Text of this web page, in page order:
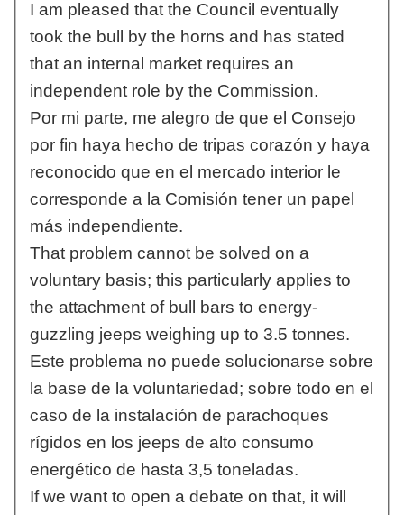
I am pleased that the Council eventually
took the bull by the horns and has stated
that an internal market requires an
independent role by the Commission.
Por mi parte, me alegro de que el Consejo
por fin haya hecho de tripas corazón y haya
reconocido que en el mercado interior le
corresponde a la Comisión tener un papel
más independiente.
That problem cannot be solved on a
voluntary basis; this particularly applies to
the attachment of bull bars to energy-
guzzling jeeps weighing up to 3.5 tonnes.
Este problema no puede solucionarse sobre
la base de la voluntariedad; sobre todo en el
caso de la instalación de parachoques
rígidos en los jeeps de alto consumo
energético de hasta 3,5 toneladas.
If we want to open a debate on that, it will